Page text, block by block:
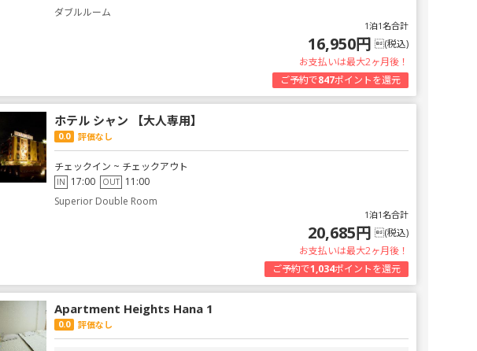
ダブルルーム
1泊1名合計
16,950円 (税込)
お支払いは最大2ヶ月後！
ご予約で847ポイントを還元
ホテル シャン 【大人専用】
0.0 評価なし
チェックイン ~ チェックアウト
IN 17:00 OUT 11:00
Superior Double Room
1泊1名合計
20,685円 (税込)
お支払いは最大2ヶ月後！
ご予約で1,034ポイントを還元
Apartment Heights Hana 1
0.0 評価なし